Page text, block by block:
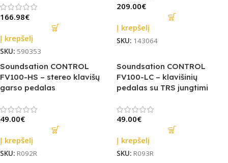
166.98€
Į krepšelį
SKU: 590353
209.00€
Į krepšelį
SKU: 143064
Soundsation CONTROL
FV100-HS – stereo klavišų
garso pedalas
49.00€
Į krepšelį
SKU: R092R
Soundsation CONTROL
FV100-LC – klavišinių
pedalas su TRS jungtimi
49.00€
Į krepšelį
SKU: R093R